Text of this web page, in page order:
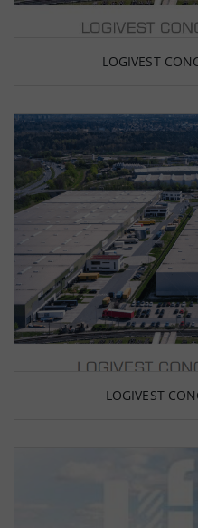
LOGIVEST
LOGIVEST